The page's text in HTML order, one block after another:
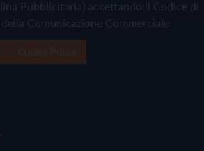
Pubblicitaria) accettando il Codice di
Comunicazione Commerciale